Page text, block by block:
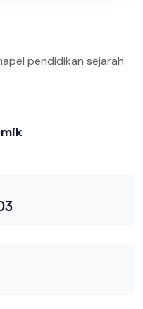
pendidikan sejarah